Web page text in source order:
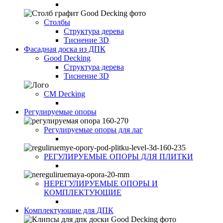
Столбы
Структура дерева
Тиснение 3D
Фасадная доска из ДПК
Good Decking
Структура дерева
Тиснение 3D
CM Decking
Регулируемые опоры
Регулируемые опоры для лаг
РЕГУЛИРУЕМЫЕ ОПОРЫ ДЛЯ ПЛИТКИ
НЕРЕГУЛИРУЕМЫЕ ОПОРЫ И
КОМПЛЕКТУЮЩИЕ
Комплектующие для ДПК